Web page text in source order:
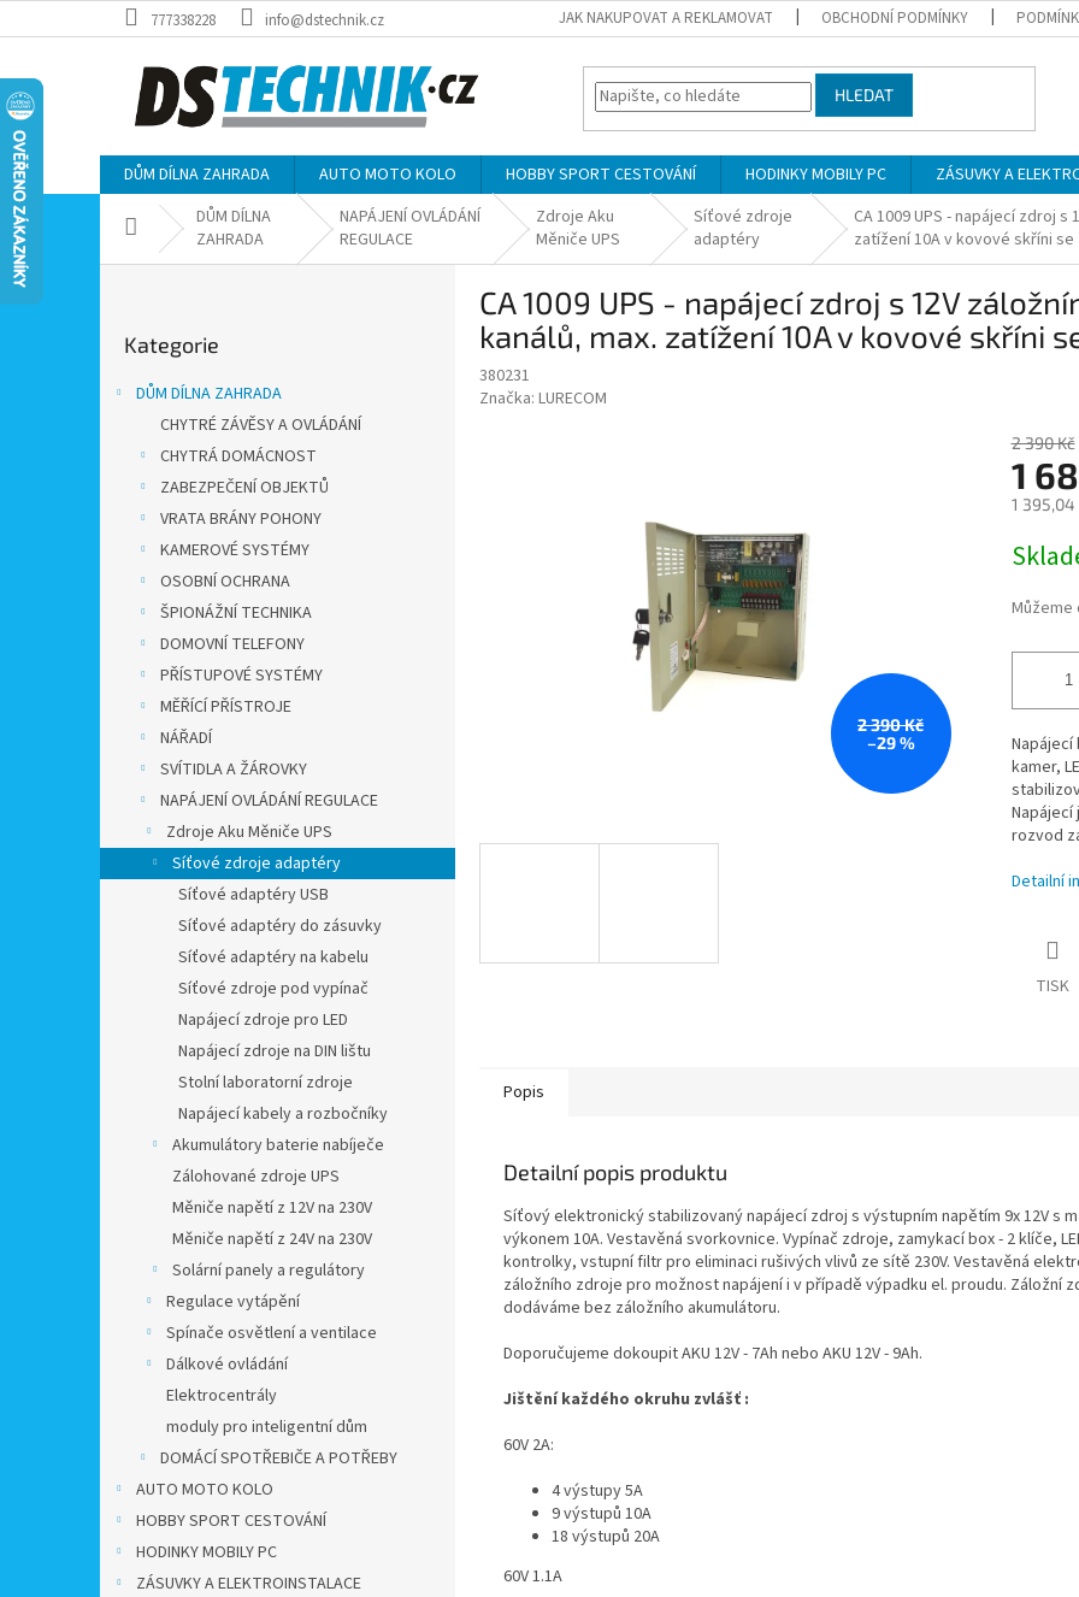
na
777338228 info@dstechnik.cz JAK NAKUPOVAT A REKLAMOVAT OBCHODNÍ PODMÍNKY
HLEDAT
DŮM DÍLNA ZAHRADA AUTO MOTO KOLO HOBBY SPORT CESTOVÁNÍ HODINKY MOBILY PC ZÁSUVKY A
Domů DŮM DÍLNA
ZAHRADA
NAPÁJENÍ OVLÁDÁNÍ
REGULACE
Zdroje Aku
Měniče UPS
Síťové zdroje
adaptéry
CA 1009 UPS - napájecí zdroj
zatížení 10A v kovové skříni se
kategorie
Kategorie
DŮM DÍLNA ZAHRADA
CHYTRÉ ZÁVĚSY A OVLÁDÁNÍ
CHYTRÁ DOMÁCNOST
ZABEZPEČENÍ OBJEKTŮ
VRATA BRÁNY POHONY
KAMEROVÉ SYSTÉMY
OSOBNÍ OCHRANA
ŠPIONÁŽNÍ TECHNIKA
DOMOVNÍ TELEFONY
PŘÍSTUPOVÉ SYSTÉMY
MĚŘÍCÍ PŘÍSTROJE
NÁŘADÍ
SVÍTIDLA A ŽÁROVKY
NAPÁJENÍ OVLÁDÁNÍ REGULACE
Zdroje Aku Měniče UPS
Síťové zdroje adaptéry
Síťové adaptéry USB
Síťové adaptéry do zásuvky
Síťové adaptéry na kabelu
Síťové zdroje pod vypínač
Napájecí zdroje pro LED
Napájecí zdroje na DIN lištu
Stolní laboratorní zdroje
Napájecí kabely a rozbočníky
Akumulátory baterie nabíječe
Zálohované zdroje UPS
Měniče napětí z 12V na 230V
Měniče napětí z 24V na 230V
Solární panely a regulátory
Regulace vytápění
Spínače osvětlení a ventilace
Dálkové ovládání
Elektrocentrály
moduly pro inteligentní dům
DOMÁCÍ SPOTŘEBIČE A POTŘEBY
AUTO MOTO KOLO
HOBBY SPORT CESTOVÁNÍ
HODINKY MOBILY PC
ZÁSUVKY A ELEKTROINSTALACE
CA 1009 UPS - napájecí zdroj s 12V
kanálů, max. zatížení 10A v kovové skříni
380231
Značka: LURECOM
2 390 Kč
–29 %
2 390 Kč
1
1 395,04
cena:
Můžeme
kamer,
Napájecí
rozvod
Detailní
TISK
Popis
Detailní popis produktu
Síťový elektronický stabilizovaný napájecí zdroj s výstupním napětím 9x 12V s
výkonem 10A. Vestavěná svorkovnice. Vypínač zdroje, zamykací box - 2 klíče,
kontrolky, vstupní filtr pro eliminaci rušivých vlivů ze sítě 230V. Vestavěná
záložního zdroje pro možnost napájení i v případě výpadku el. proudu. Záložní
dodáváme bez záložního akumulátoru.
Doporučujeme dokoupit AKU 12V - 7Ah nebo AKU 12V - 9Ah.
Jištění každého okruhu zvlášť :
60V 2A:
4 výstupy 5A
9 výstupů 10A
18 výstupů 20A
60V 1.1A